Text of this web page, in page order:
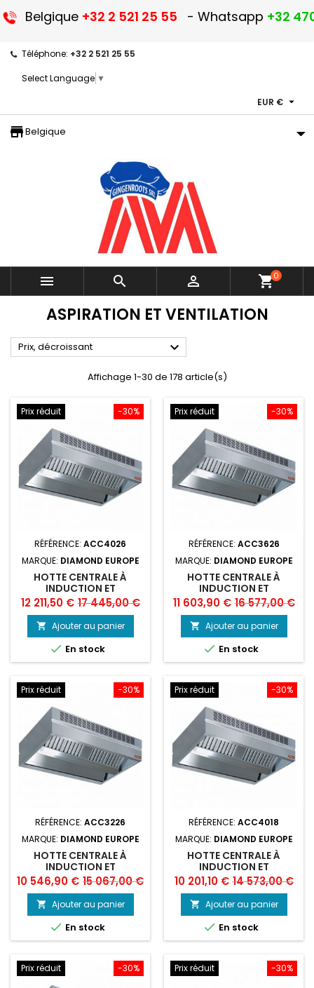
Belgique +32 2 521 25 55 - Whatsapp +32
Téléphone: +32 2 521 25 55
Select Language ▼
EUR € 
storefront
Belgique
   shopping_cart0
ASPIRATION ET VENTILATION
Prix, décroissant 
Affichage 1-30 de 178 article(s)
-30%
Prix réduit
RÉFÉRENCE: ACC4026
MARQUE: DIAMOND EUROPE
HOTTE CENTRALE À
INDUCTION ET
COMPENSATION
"AMBIANCE"
Prix
12 211,50 € Prix
de
base
17 445,00 €
 Ajouter au panier
 En stock
-30%
Prix réduit
RÉFÉRENCE: ACC3626
MARQUE: DIAMOND EUROPE
HOTTE CENTRALE À
INDUCTION ET
COMPENSATION
"AMBIANCE"
Prix
11 603,90 € Prix
de
base
16 577,00 €
 Ajouter au panier
 En stock
-30%
Prix réduit
RÉFÉRENCE: ACC3226
MARQUE: DIAMOND EUROPE
HOTTE CENTRALE À
INDUCTION ET
COMPENSATION
"AMBIANCE"
Prix
10 546,90 € Prix
de
base
15 067,00 €
 Ajouter au panier
 En stock
-30%
Prix réduit
RÉFÉRENCE: ACC4018
MARQUE: DIAMOND EUROPE
HOTTE CENTRALE À
INDUCTION ET
COMPENSATION
"AMBIANCE"
Prix
10 201,10 € Prix
de
base
14 573,00 €
 Ajouter au panier
 En stock
-30%
Prix réduit -30%
Prix réduit